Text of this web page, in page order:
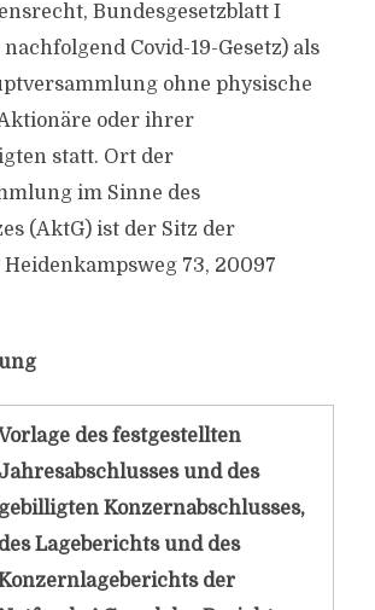
Bundesgesetzblatt I
nachfolgend Covid-19-Gesetz) als
ohne physische
oder ihrer
statt. Ort der
im Sinne des
(AktG) ist der Sitz der
Heidenkampsweg 73, 20097
des festgestellten
Jahresabschlusses und des
gebilligten Konzernabschlusses,
des Lageberichts und des
der